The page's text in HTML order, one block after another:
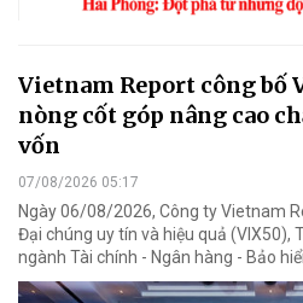
Vietnam Report công bố
nòng cốt góp nâng cao
vốn
07/08/2026 05:17
Ngày 06/08/2026, Công ty Vietnam
Đại chúng uy tín và hiệu quả (VIX50),
ngành Tài chính - Ngân hàng - Bảo